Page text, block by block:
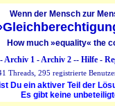
Wenn der Mensch zur
How much »equality« the
Archiv 1-Archiv 2-- Hilfe-
Threads, 295 registrierte
Du ein aktiver Teil der
Es gibt keine